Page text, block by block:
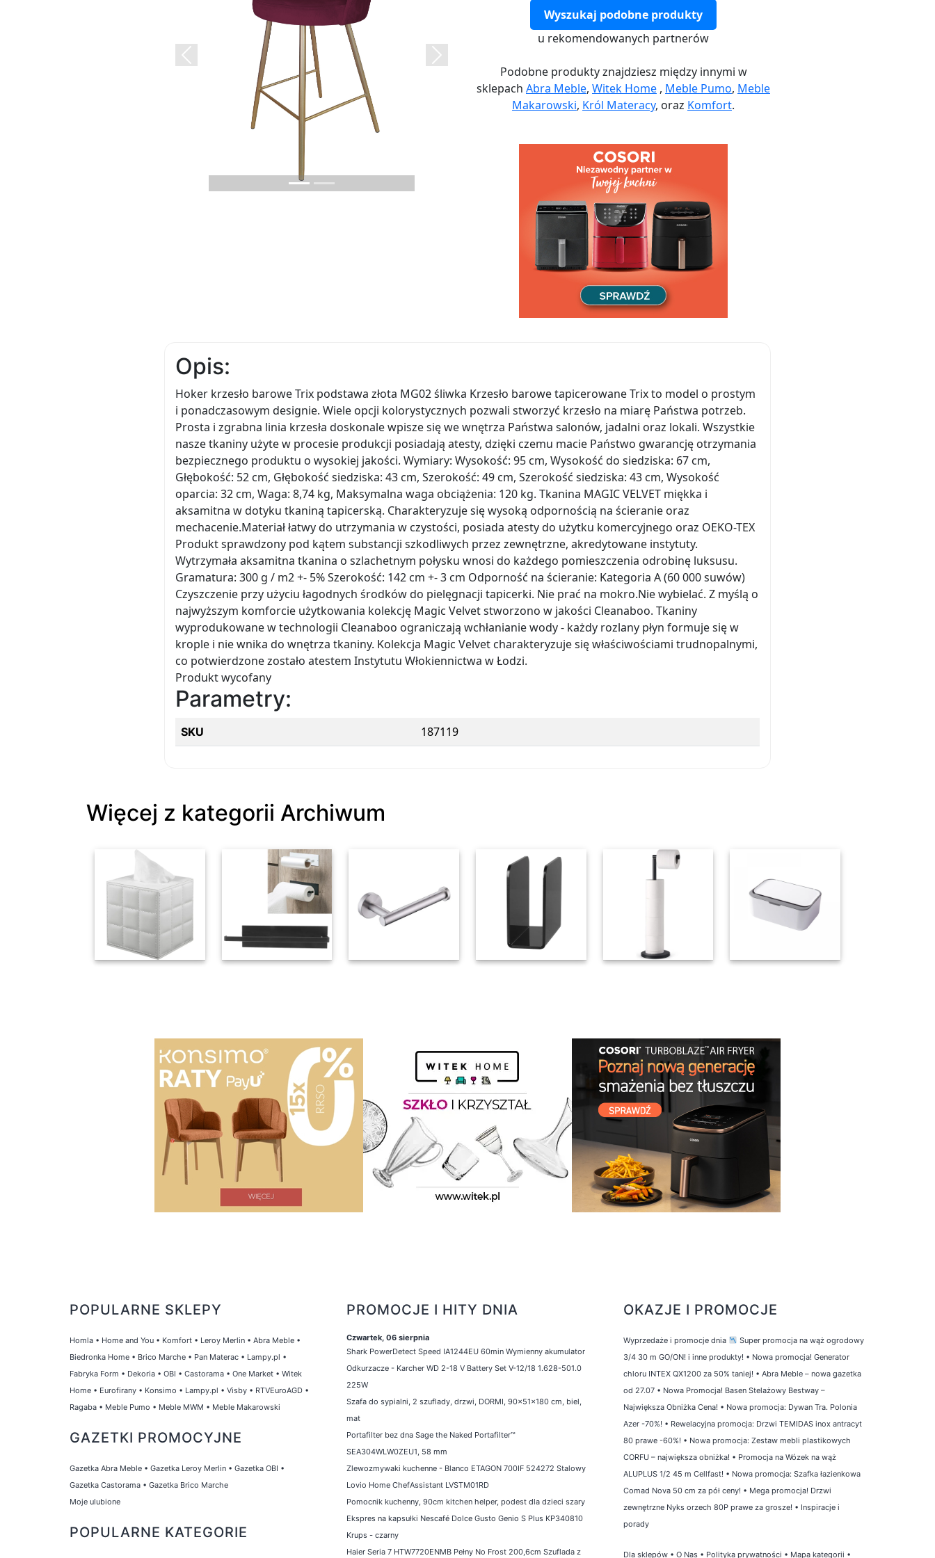
Previous Next
Wyszukaj podobne produkty
u rekomendowanych partnerów
Podobne produkty znajdziesz między innymi w
sklepach Abra Meble, Witek Home , Meble Pumo, Meble
Makarowski, Król Materacy, oraz Komfort.
Opis:
Hoker krzesło barowe Trix podstawa złota MG02 śliwka Krzesło barowe tapicerowane Trix to model o prostym
i ponadczasowym designie. Wiele opcji kolorystycznych pozwali stworzyć krzesło na miarę Państwa potrzeb.
Prosta i zgrabna linia krzesła doskonale wpisze się we wnętrza Państwa salonów, jadalni oraz lokali. Wszystkie
nasze tkaniny użyte w procesie produkcji posiadają atesty, dzięki czemu macie Państwo gwarancję otrzymania
bezpiecznego produktu o wysokiej jakości. Wymiary: Wysokość: 95 cm, Wysokość do siedziska: 67 cm,
Głębokość: 52 cm, Głębokość siedziska: 43 cm, Szerokość: 49 cm, Szerokość siedziska: 43 cm, Wysokość
oparcia: 32 cm, Waga: 8,74 kg, Maksymalna waga obciążenia: 120 kg. Tkanina MAGIC VELVET miękka i
aksamitna w dotyku tkaniną tapicerską. Charakteryzuje się wysoką odpornością na ścieranie oraz
mechacenie.Materiał łatwy do utrzymania w czystości, posiada atesty do użytku komercyjnego oraz OEKO-TEX
Produkt sprawdzony pod kątem substancji szkodliwych przez zewnętrzne, akredytowane instytuty.
Wytrzymała aksamitna tkanina o szlachetnym połysku wnosi do każdego pomieszczenia odrobinę luksusu.
Gramatura: 300 g / m2 +- 5% Szerokość: 142 cm +- 3 cm Odporność na ścieranie: Kategoria A (60 000 suwów)
Czyszczenie przy użyciu łagodnych środków do pielęgnacji tapicerki. Nie prać na mokro.Nie wybielać. Z myślą o
najwyższym komforcie użytkowania kolekcję Magic Velvet stworzono w jakości Cleanaboo. Tkaniny
wyprodukowane w technologii Cleanaboo ograniczają wchłanianie wody - każdy rozlany płyn formuje się w
krople i nie wnika do wnętrza tkaniny. Kolekcja Magic Velvet charakteryzuje się właściwościami trudnopalnymi,
co potwierdzone zostało atestem Instytutu Włokiennictwa w Łodzi.
Produkt wycofany
Parametry:
SKU 187119
Więcej z kategorii Archiwum
POPULARNE SKLEPY
Homla • Home and You • Komfort • Leroy Merlin • Abra Meble •
Biedronka Home • Brico Marche • Pan Materac • Lampy.pl •
Fabryka Form • Dekoria • OBI • Castorama • One Market • Witek
Home • Eurofirany • Konsimo • Lampy.pl • Visby • RTVEuroAGD •
Ragaba • Meble Pumo • Meble MWM • Meble Makarowski
GAZETKI PROMOCYJNE
Gazetka Abra Meble • Gazetka Leroy Merlin • Gazetka OBI •
Gazetka Castorama • Gazetka Brico Marche
Moje ulubione
POPULARNE KATEGORIE
PROMOCJE I HITY DNIA
Czwartek, 06 sierpnia
Shark PowerDetect Speed IA1244EU 60min Wymienny akumulator
Odkurzacze - Karcher WD 2-18 V Battery Set V-12/18 1.628-501.0
225W
Szafa do sypialni, 2 szuflady, drzwi, DORMI, 90x51x180 cm, biel,
mat
Portafilter bez dna Sage the Naked Portafilter™
SEA304WLW0ZEU1, 58 mm
Zlewozmywaki kuchenne - Blanco ETAGON 700IF 524272 Stalowy
Lovio Home ChefAssistant LVSTM01RD
Pomocnik kuchenny, 90cm kitchen helper, podest dla dzieci szary
Ekspres na kapsułki Nescafé Dolce Gusto Genio S Plus KP340810
Krups - czarny
Haier Seria 7 HTW7720ENMB Pełny No Frost 200,6cm Szuflada z
OKAZJE I PROMOCJE
Wyprzedaże i promocje dnia
Super promocja na wąż ogrodowy
3/4 30 m GO/ON! i inne produkty! • Nowa promocja! Generator
chloru INTEX QX1200 za 50% taniej! • Abra Meble – nowa gazetka
od 27.07 • Nowa Promocja! Basen Stelażowy Bestway –
Największa Obniżka Cena! • Nowa promocja: Dywan Tra. Polonia
Azer -70%! • Rewelacyjna promocja: Drzwi TEMIDAS inox antracyt
80 prawe -60%! • Nowa promocja: Zestaw mebli plastikowych
CORFU – największa obniżka! • Promocja na Wózek na wąż
ALUPLUS 1/2 45 m Cellfast! • Nowa promocja: Szafka łazienkowa
Comad Nova 50 cm za pół ceny! • Mega promocja! Drzwi
zewnętrzne Nyks orzech 80P prawe za grosze! • Inspiracje i
porady
Dla sklepów • O Nas • Polityka prywatności • Mapa kategorii •